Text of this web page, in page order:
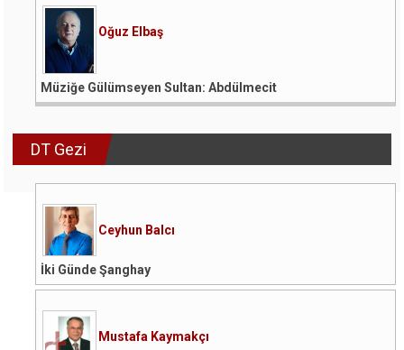
Oğuz Elbaş
Müziğe Gülümseyen Sultan: Abdülmecit
DT Gezi
Ceyhun Balcı
İki Günde Şanghay
Mustafa Kaymakçı